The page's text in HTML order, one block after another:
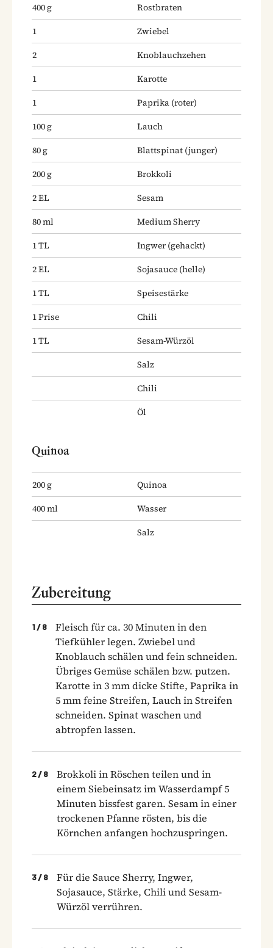
400g
Rostbraten
1
Zwiebel
2
Knoblauchzehen
1
Karotte
1
Paprika (roter)
100g
Lauch
80g Blattspinat (junger)
200g
Brokkoli
2EL
Sesam
80ml
Medium Sherry
1TL Ingwer (gehackt)
2EL Sojasauce (helle)
1TL
Speisestärke
1Prise
Chili
1TL
Sesam-Würzöl
Salz
Chili
Öl
Quinoa
200g
Quinoa
400ml
Wasser
Salz
Zubereitung
1 / 8
Fleisch für ca. 30 Minuten in den
Tiefkühler legen. Zwiebel und
Knoblauch schälen und fein schneiden.
Übriges Gemüse schälen bzw. putzen.
Karotte in 3 mm dicke Stifte, Paprika in
5 mm feine Streifen, Lauch in Streifen
schneiden. Spinat waschen und
abtropfen lassen.
2 / 8
Brokkoli in Röschen teilen und in
einem Siebeinsatz im Wasserdampf 5
Minuten bissfest garen. Sesam in einer
trockenen Pfanne rösten, bis die
Körnchen anfangen hochzuspringen.
3 / 8
Für die Sauce Sherry, Ingwer,
Sojasauce, Stärke, Chili und Sesam-
Würzöl verrühren.